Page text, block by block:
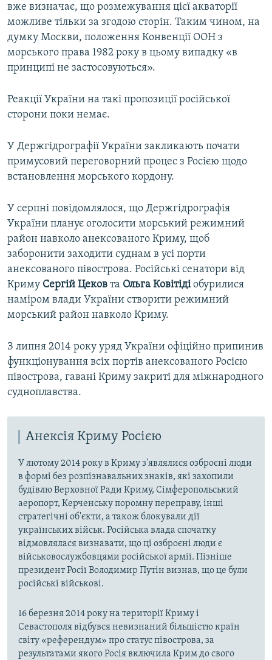
вже визначає, що розмежування цієї акваторії
можливе тільки за згодою сторін. Таким чином, на
думку Москви, положення Конвенції ООН з
морського права 1982 року в цьому випадку «в
принципі не застосовуються».
Реакції України на такі пропозиції російської
сторони поки немає.
У Держгідрографії України закликають почати
примусовий переговорний процес з Росією щодо
встановлення морського кордону.
У серпні повідомлялося, що Держгідрографія
України планує оголосити морський режимний
район навколо анексованого Криму, щоб
заборонити заходити суднам в усі порти
анексованого півострова. Російські сенатори від
Криму Сергій Цеков та Ольга Ковітідіобурилися
наміром влади України створити режимний
морський район навколо Криму.
З липня 2014 року уряд України офіційно припинив
функціонування всіх портів анексованого Росією
півострова, гавані Криму закриті для міжнародного
судноплавства.
Анексія Криму Росією
У лютому 2014 року в Криму з'являлися озброєні люди
в формі без розпізнавальних знаків, які захопили
будівлю Верховної Ради Криму, Сімферопольський
аеропорт, Керченську поромну переправу, інші
стратегічні об'єкти, а також блокували дії
українських військ. Російська влада спочатку
відмовлялася визнавати, що ці озброєні люди є
військовослужбовцями російської армії. Пізніше
президент Росії Володимир Путін визнав, що це були
російські військові.
16 березня 2014 року на території Криму і
Севастополя відбувся невизнаний більшістю країн
світу «референдум» про статус півострова, за
результатами якого Росія включила Крим до свого